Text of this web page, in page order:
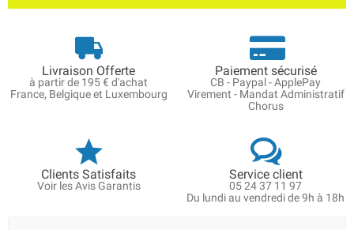
Livraison Offerte
à partir de 195 € d'achat
France, Belgique et Luxembourg
Paiement sécurisé
CB - Paypal - ApplePay
Virement - Mandat Administratif
Chorus
Clients Satisfaits
Voir les Avis Garantis
Service client
05 24 37 11 97
Du lundi au vendredi de 9h à 18h